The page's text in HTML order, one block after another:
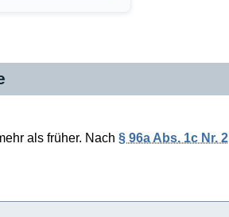
als früher. Nach § 96a Abs. 1c Nr. 2